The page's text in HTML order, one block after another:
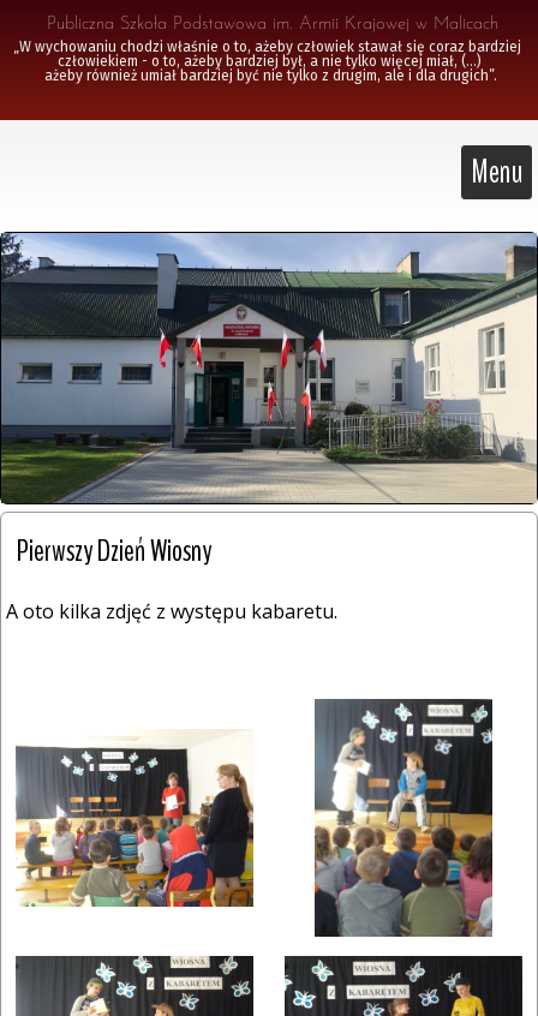
Publiczna Szkoła Podstawowa im. Armii Krajowej w Malicach
„W wychowaniu chodzi właśnie o to, ażeby człowiek stawał się coraz bardziej
człowiekiem - o to, ażeby bardziej był, a nie tylko więcej miał, (...)
ażeby również umiał bardziej być nie tylko z drugim, ale i dla drugich”.
Menu
Pierwszy Dzień Wiosny
A oto kilka zdjęć z występu kabaretu.